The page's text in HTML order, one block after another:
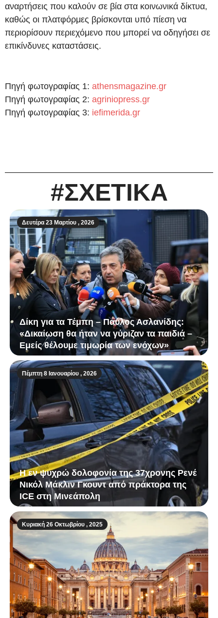
αναρτήσεις που καλούν σε βία στα κοινωνικά δίκτυα,
καθώς οι πλατφόρμες βρίσκονται υπό πίεση να
περιορίσουν περιεχόμενο που μπορεί να οδηγήσει σε
επικίνδυνες καταστάσεις.
Πηγή φωτογραφίας 1: athensmagazine.gr
Πηγή φωτογραφίας 2: agriniopress.gr
Πηγή φωτογραφίας 3: iefimerida.gr
#ΣΧΕΤΙΚΑ
Δευτέρα 23 Μαρτίου , 2026
Δίκη για τα Τέμπη – Παύλος Ασλανίδης:
«Δικαίωση θα ήταν να γύριζαν τα παιδιά –
Εμείς θέλουμε τιμωρία των ενόχων»
Πέμπτη 8 Ιανουαρίου , 2026
Η εν ψυχρώ δολοφονία της 37χρονης Ρενέ
Νικόλ Μάκλιν Γκουντ από πράκτορα της
ICE στη Μινεάπολη
Κυριακή 26 Οκτωβρίου , 2025